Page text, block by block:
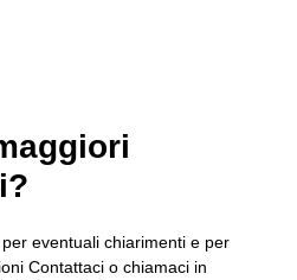
eventuali chiarimenti e per
Contattaci o chiamaci in